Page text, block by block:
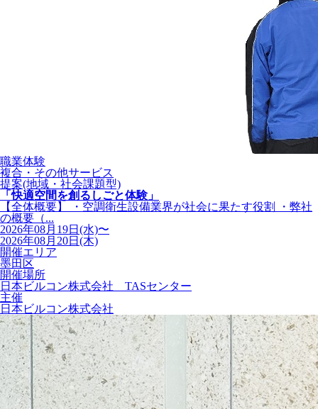
職業体験
複合・その他サービス
提案(地域・社会課題型)
「快適空間を創るしごと体験」
【全体概要】 ・空調衛生設備業界が社会に果たす役割 ・弊社
の概要（...
2026年08月19日(水)〜
2026年08月20日(木)
開催エリア
墨田区
開催場所
日本ビルコン株式会社 TASセンター
主催
日本ビルコン株式会社